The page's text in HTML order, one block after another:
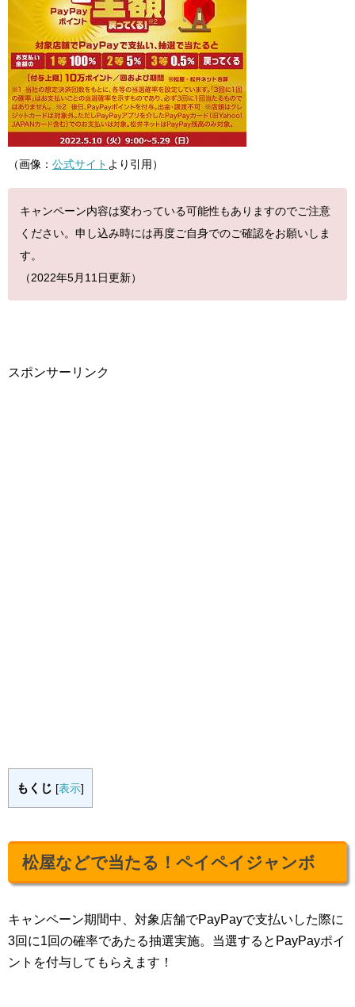
（画像： 公式サイト より引用）
キャンペーン内容は変わっている可能性もありますのでご注意
ください。申し込み時には再度ご自身でのご確認をお願いしま
す。
（2022年5月11日更新）
スポンサーリンク
もくじ [表示]
松屋などで当たる！ペイペイジャンボ
キャンペーン期間中、対象店舗でPayPayで支払いした際に
3回に1回の確率であたる抽選実施。当選するとPayPayポイ
ントを付与してもらえます！